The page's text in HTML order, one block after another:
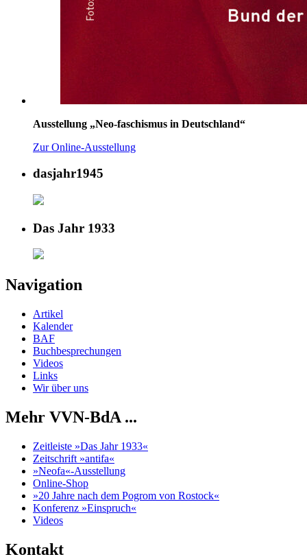
Ausstellung „Neo-faschismus in Deutschland“
Zur Online-Ausstellung
dasjahr1945
Das Jahr 1933
Navigation
Artikel
Kalender
BAF
Buchbesprechungen
Videos
Links
Wir über uns
Mehr VVN-BdA ...
Zeitleiste »Das Jahr 1933«
Zeitschrift »antifa«
»Neofa«-Ausstellung
Online-Shop
»20 Jahre nach dem Pogrom von Rostock«
Konferenz »Einspruch«
Videos
Kontakt